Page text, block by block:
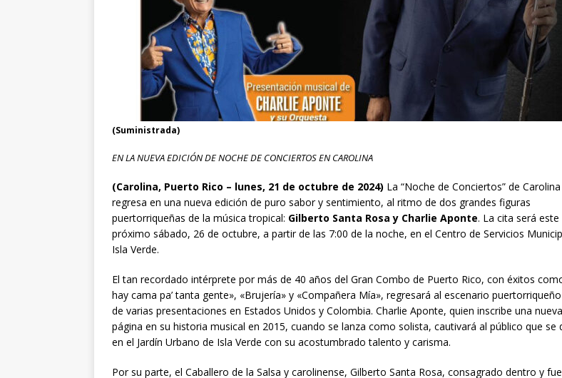
(Suministrada)
EN LA NUEVA EDICIÓN DE NOCHE DE CONCIERTOS EN CAROLINA
(Carolina, Puerto Rico – lunes, 21 de octubre de 2024) La “Noche de Conciertos” de Carolina
regresa en una nueva edición de puro sabor y sentimiento, al ritmo de dos grandes figuras
puertorriqueñas de la música tropical: Gilberto Santa Rosa y Charlie Aponte. La cita será este
próximo sábado, 26 de octubre, a partir de las 7:00 de la noche, en el Centro de Servicios
Isla Verde.
El tan recordado intérprete por más de 40 años del Gran Combo de Puerto Rico, con éxitos
hay cama pa’ tanta gente», «Brujería» y «Compañera Mía», regresará al escenario
de varias presentaciones en Estados Unidos y Colombia. Charlie Aponte, quien inscribe una nueva
página en su historia musical en 2015, cuando se lanza como solista, cautivará al público que se
en el Jardín Urbano de Isla Verde con su acostumbrado talento y carisma.
Por su parte, el Caballero de la Salsa y carolinense, Gilberto Santa Rosa, consagrado dentro y